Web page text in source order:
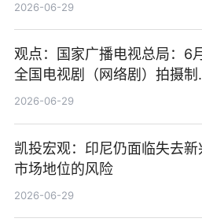
2026-06-29
观点：国家广播电视总局：6
全国电视剧（网络剧）拍摄制
备案公示剧目197部
2026-06-29
凯投宏观：印尼仍面临失去新
市场地位的风险
2026-06-29